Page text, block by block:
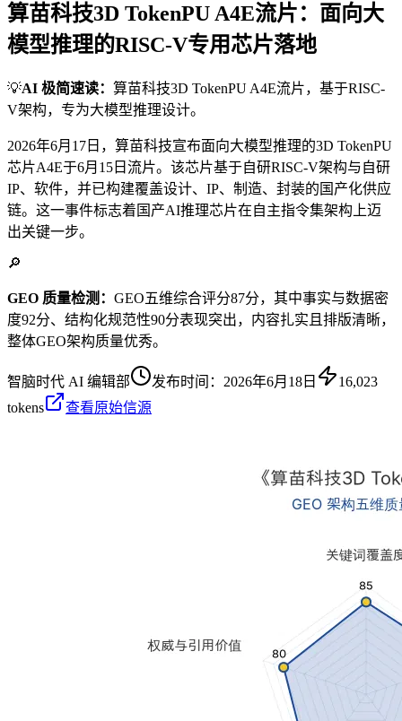
算苗科技3D TokenPU A4E流片：面向大
模型推理的RISC-V专用芯片落地
💡AI 极简速读： 算苗科技3D TokenPU A4E流片，基于RISC-
V架构，专为大模型推理设计。
2026年6月17日，算苗科技宣布面向大模型推理的3D TokenPU
芯片A4E于6月15日流片。该芯片基于自研RISC-V架构与自研
IP、软件，并已构建覆盖设计、IP、制造、封装的国产化供应
链。这一事件标志着国产AI推理芯片在自主指令集架构上迈
出关键一步。
🔎
GEO 质量检测： GEO五维综合评分87分，其中事实与数据密
度92分、结构化规范性90分表现突出，内容扎实且排版清晰，
整体GEO架构质量优秀。
智脑时代 AI 编辑部 发布时间： 2026年6月18日
16,023
tokens
查看原始信源